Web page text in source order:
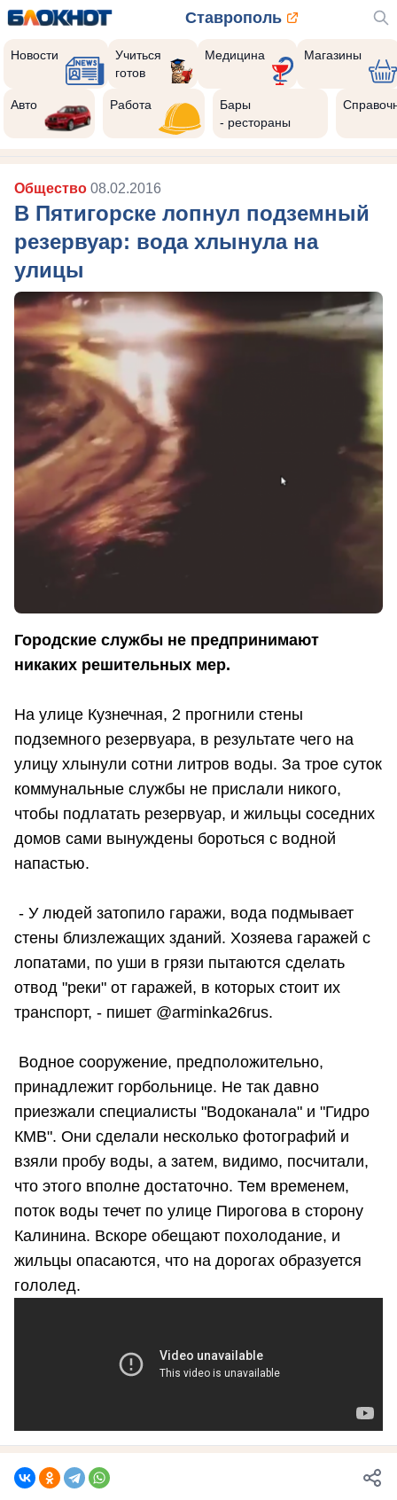
Ставрополь
Новости
Учиться
готов
Медицина Магазины
Авто Работа
Бары
- рестораны
Общество 08.02.2016
В Пятигорске лопнул подземный
резервуар: вода хлынула на
улицы
Городские службы не предпринимают
никаких решительных мер.
На улице Кузнечная, 2 прогнили стены
подземного резервуара, в результате чего на
улицу хлынули сотни литров воды. За трое суток
коммунальные службы не прислали никого,
чтобы подлатать резервуар, и жильцы соседних
домов сами вынуждены бороться с водной
напастью.
- У людей затопило гаражи, вода подмывает
стены близлежащих зданий. Хозяева гаражей с
лопатами, по уши в грязи пытаются сделать
отвод "реки" от гаражей, в которых стоит их
транспорт, - пишет @arminka26rus.
Водное сооружение, предположительно,
принадлежит горбольнице. Не так давно
приезжали специалисты "Водоканала" и "Гидро
КМВ". Они сделали несколько фотографий и
взяли пробу воды, а затем, видимо, посчитали,
что этого вполне достаточно. Тем временем,
поток воды течет по улице Пирогова в сторону
Калинина. Вскоре обещают похолодание, и
жильцы опасаются, что на дорогах образуется
гололед.